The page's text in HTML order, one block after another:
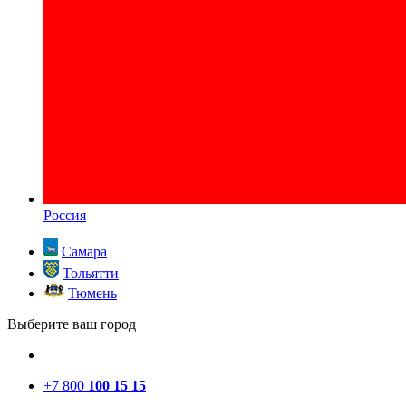
Россия
Самара
Тольятти
Тюмень
Выберите ваш город
+7 800 100 15 15